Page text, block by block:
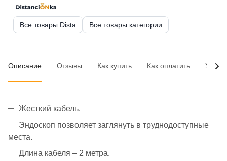
Все товары Dista Все товары категории
Описание Отзывы Как купить Как оплатить
Жесткий кабель.
Эндоскоп позволяет заглянуть в труднодоступные
места.
Длина кабеля – 2 метра.